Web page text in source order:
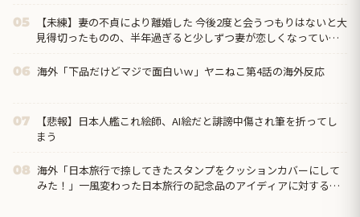
05
【未練】妻の不貞により離婚した 今後2度と会うつもりはないと大
見得切ったものの、半年過ぎると少しずつ妻が恋しくなっていっ
06 海外「下品だけどマジで面白いｗ」ヤニねこ第4話の海外反応
07
【悲報】日本人艦これ絵師、AI絵だと誹謗中傷され筆を折ってし
まう
08 海外「日本旅行で捺してきたスタンプをクッションカバーにして
みた！」一風変わった日本旅行の記念品のアイディアに対する海